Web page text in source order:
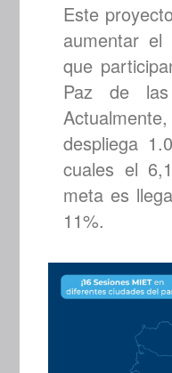
Este
aumentar el
que
Paz de las
despliega
cuales el
meta es
11%.